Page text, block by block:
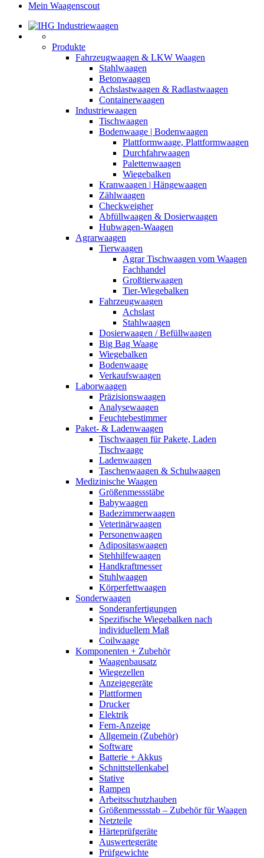
Mein Waagenscout
Produkte
Fahrzeugwaagen & LKW Waagen
Stahlwaagen
Betonwaagen
Achslastwaagen & Radlastwaagen
Containerwaagen
Industriewaagen
Tischwaagen
Bodenwaage | Bodenwaagen
Plattformwaage, Plattformwaagen
Durchfahrwaagen
Palettenwaagen
Wiegebalken
Kranwaagen | Hängewaagen
Zählwaagen
Checkweigher
Abfüllwaagen & Dosierwaagen
Hubwagen-Waagen
Agrarwaagen
Tierwaagen
Agrar Tischwaagen vom Waagen
Fachhandel
Großtierwaagen
Tier-Wiegebalken
Fahrzeugwaagen
Achslast
Stahlwaagen
Dosierwaagen / Befüllwaagen
Big Bag Waage
Wiegebalken
Bodenwaage
Verkaufswaagen
Laborwaagen
Präzisionswaagen
Analysewaagen
Feuchtebestimmer
Paket- & Ladenwaagen
Tischwaagen für Pakete, Laden
Tischwaage
Ladenwaagen
Taschenwaagen & Schulwaagen
Medizinische Waagen
Größenmessstäbe
Babywaagen
Badezimmerwaagen
Veterinärwaagen
Personenwaagen
Adipositaswaagen
Stehhilfewaagen
Handkraftmesser
Stuhlwaagen
Körperfettwaagen
Sonderwaagen
Sonderanfertigungen
Spezifische Wiegebalken nach
individuellem Maß
Coilwaage
Komponenten + Zubehör
Waagenbausatz
Wiegezellen
Anzeigegeräte
Plattformen
Drucker
Elektrik
Fern-Anzeige
Allgemein (Zubehör)
Software
Batterie + Akkus
Schnittstellenkabel
Stative
Rampen
Arbeitsschutzhauben
Größenmessstab – Zubehör für Waagen
Netzteile
Härteprüfgeräte
Auswertegeräte
Prüfgewichte